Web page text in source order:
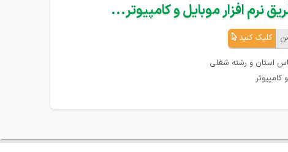
نرم افزار موبایل و کامپیوتر...
کلیک کنید
استان و رشته شغلی